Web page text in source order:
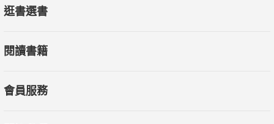
逛書選書
閱讀書籍
會員服務